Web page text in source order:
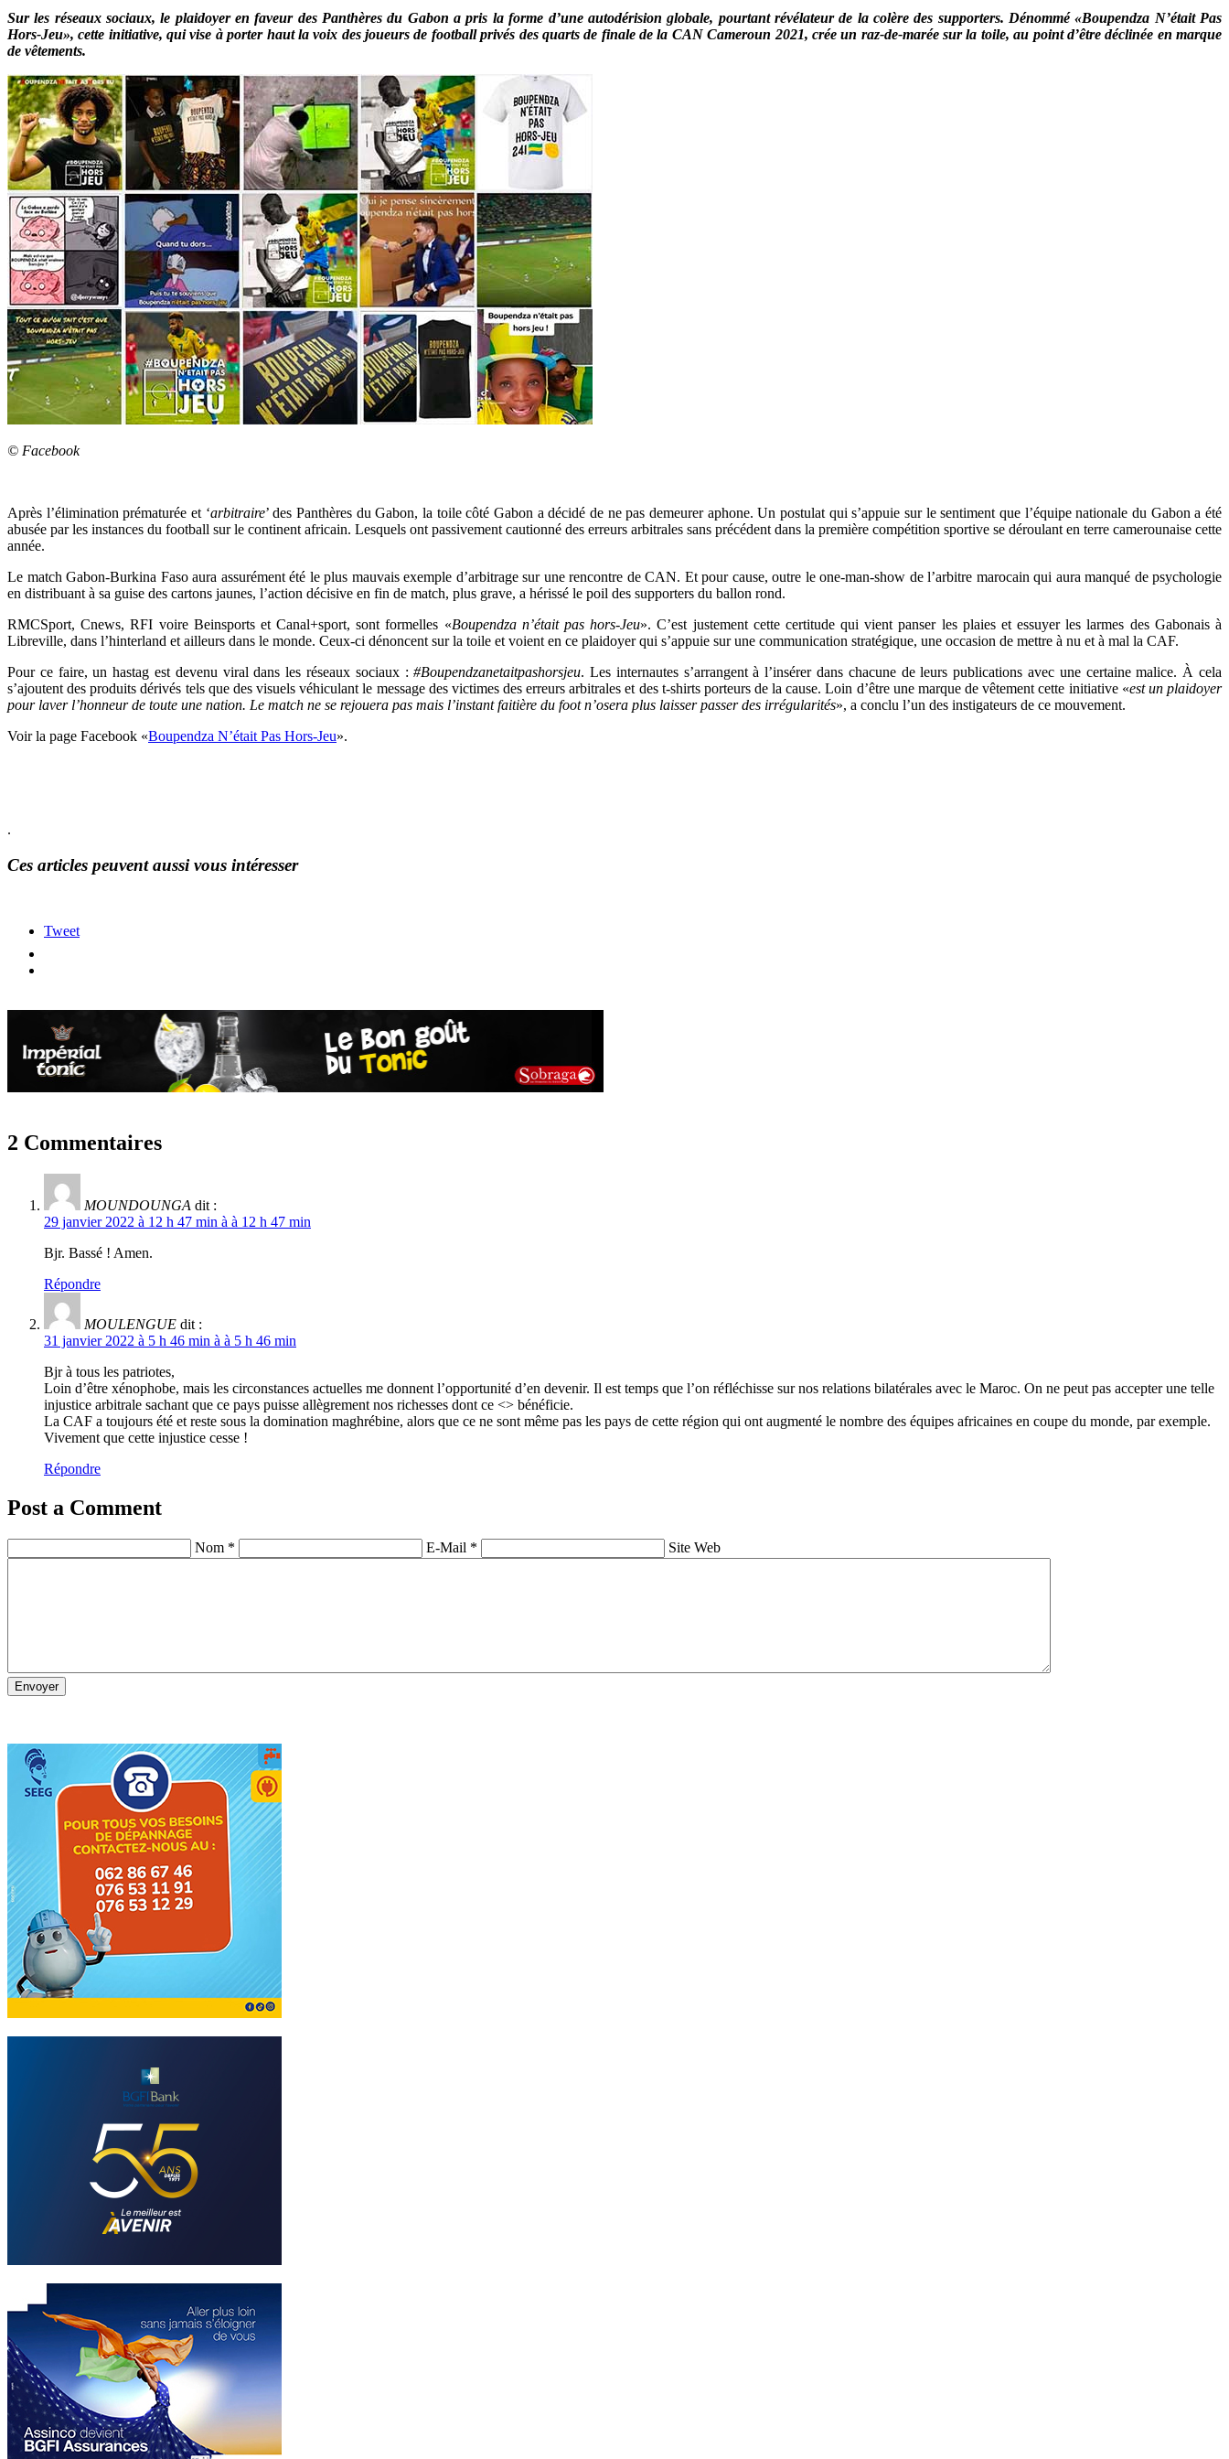
Sur les réseaux sociaux, le plaidoyer en faveur des Panthères du Gabon a pris la forme d’une autodérision globale, pourtant révélateur de la colère des supporters. Dénommé «Boupendza N’était Pas
Hors-Jeu», cette initiative, qui vise à porter haut la voix des joueurs de football privés des quarts de finale de la CAN Cameroun 2021, crée un raz-de-marée sur la toile, au point d’être déclinée en marque
de vêtements.
© Facebook
Après l’élimination prématurée et ‘arbitraire’ des Panthères du Gabon, la toile côté Gabon a décidé de ne pas demeurer aphone. Un postulat qui s’appuie sur le sentiment que l’équipe nationale du Gabon a été
abusée par les instances du football sur le continent africain. Lesquels ont passivement cautionné des erreurs arbitrales sans précédent dans la première compétition sportive se déroulant en terre camerounaise cette
année.
Le match Gabon-Burkina Faso aura assurément été le plus mauvais exemple d’arbitrage sur une rencontre de CAN. Et pour cause, outre le one-man-show de l’arbitre marocain qui aura manqué de psychologie
en distribuant à sa guise des cartons jaunes, l’action décisive en fin de match, plus grave, a hérissé le poil des supporters du ballon rond.
RMCSport, Cnews, RFI voire Beinsports et Canal+sport, sont formelles «Boupendza n’était pas hors-Jeu». C’est justement cette certitude qui vient panser les plaies et essuyer les larmes des Gabonais à
Libreville, dans l’hinterland et ailleurs dans le monde. Ceux-ci dénoncent sur la toile et voient en ce plaidoyer qui s’appuie sur une communication stratégique, une occasion de mettre à nu et à mal la CAF.
Pour ce faire, un hastag est devenu viral dans les réseaux sociaux :#Boupendzanetaitpashorsjeu. Les internautes s’arrangent à l’insérer dans chacune de leurs publications avec une certaine malice. À cela
s’ajoutent des produits dérivés tels que des visuels véhiculant le message des victimes des erreurs arbitrales et des t-shirts porteurs de la cause. Loin d’être une marque de vêtement cette initiative «est un plaidoyer
pour laver l’honneur de toute une nation. Le match ne se rejouera pas mais l’instant faitière du foot n’osera plus laisser passer des irrégularités», a conclu l’un des instigateurs de ce mouvement.
Voir la page Facebook «Boupendza N’était Pas Hors-Jeu».
.
Ces articles peuvent aussi vous intéresser
Tweet
2 Commentaires
MOUNDOUNGA dit :
29 janvier 2022 à 12 h 47 min à à 12 h 47 min
Bjr. Bassé ! Amen.
Répondre
MOULENGUE dit :
31 janvier 2022 à 5 h 46 min à à 5 h 46 min
Bjr à tous les patriotes,
Loin d’être xénophobe, mais les circonstances actuelles me donnent l’opportunité d’en devenir. Il est temps que l’on réfléchisse sur nos relations bilatérales avec le Maroc. On ne peut pas accepter une telle
injustice arbitrale sachant que ce pays puisse allègrement nos richesses dont ce <> bénéficie.
La CAF a toujours été et reste sous la domination maghrébine, alors que ce ne sont même pas les pays de cette région qui ont augmenté le nombre des équipes africaines en coupe du monde, par exemple.
Vivement que cette injustice cesse !
Répondre
Post a Comment
Nom * E-Mail * Site Web